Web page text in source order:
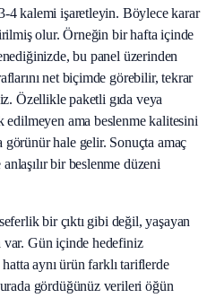
4 kalemi işaretleyin. Böylece karar
olur. Örneğin bir hafta içinde
bu panel üzerinden
net biçimde görebilir, tekrar
Özellikle paketli gıda veya
ama beslenme kalitesini
hale gelir. Sonuçta amaç
bir beslenme düzeni
bir çıktı gibi değil, yaşayan
var. Gün içinde hedefiniz
aynı ürün farklı tariflerde
gördüğünüz verileri öğün